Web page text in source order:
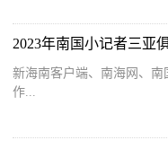
新海南客户端、南海网、
作...